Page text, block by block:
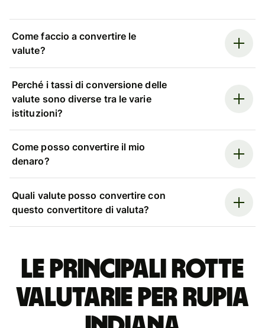
Come faccio a convertire le
valute?
Perché i tassi di conversione delle
valute sono diverse tra le varie
istituzioni?
Come posso convertire il mio
denaro?
Quali valute posso convertire con
questo convertitore di valuta?
Le principali rotte
valutarie per rupia